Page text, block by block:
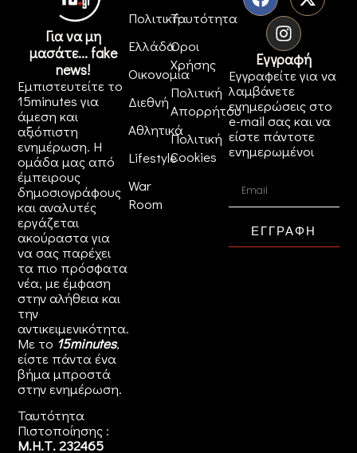
Για να μη
μασάτε... fake
news!
Εμπιστευτείτε το
15minutes για
άμεση και
αξιόπιστη
ενημέρωση. Η
ομάδα μας από
έμπειρους
δημοσιογράφους
και αναλυτές
εργάζεται
ακούραστα για
να σας παρέχει
τα πιο πρόσφατα
νέα, με έμφαση
στην αλήθεια και
την
αντικειμενικότητα.
Με το 15minutes,
είστε πάντα ένα
βήμα μπροστά
στηνενημέρωση.
Ταυτότητα
Πιστοποίησης :
Μ.Η.Τ. 232465
Πολιτική
Ελλάδα
Οικονομία
Διεθνή
Αθλητικά
Lifestyle
War
Room
Ταυτότητα
Όροι
Χρήσης
Πολιτική
Απορρήτου
Πολιτική
Cookies
Εγγραφή
Εγγραφείτε για να
λαμβάνετε
ενημερώσεις στο
e-mail σας και να
είστε πάντοτε
ενημερωμένοι
ΕΓΓΡΑΦΗ